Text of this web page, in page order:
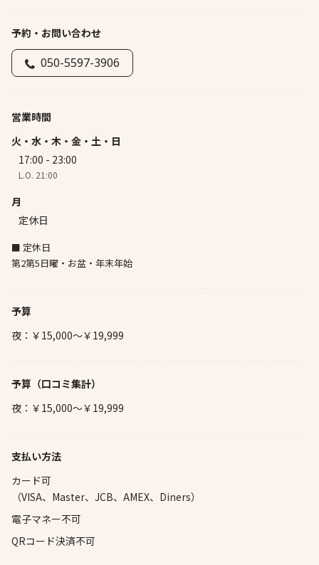
予約・お問い合わせ
050-5597-3906
営業時間
火・水・木・金・土・日
17:00 - 23:00
L.O. 21:00
月
定休日
■ 定休日
第2第5日曜・お盆・年末年始
予算
夜：￥15,000～￥19,999
予算 （口コミ集計）
夜：￥15,000～￥19,999
支払い方法
カード可
（VISA、Master、JCB、AMEX、Diners）
電子マネー不可
QRコード決済不可